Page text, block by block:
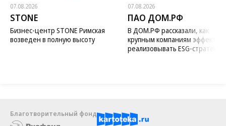
07.08.2026
STONE
Бизнес-центр STONE Римская
возведен в полную высоту
07.08.2026
ПАО ДОМ.РФ
В ДОМ.РФ рассказали, как
крупным компаниям
реализовывать ESG-стратегию
Благотворительный фонд